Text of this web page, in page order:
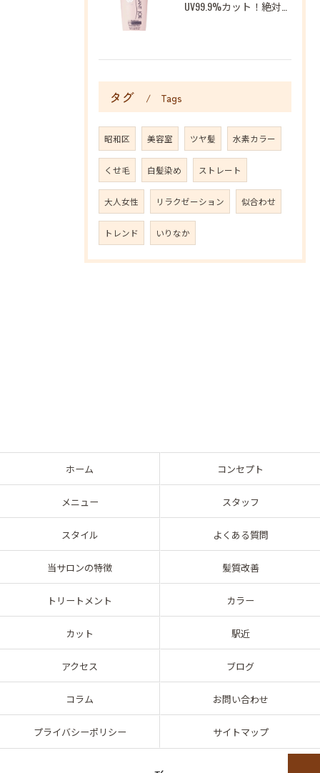
タグ Tags
昭和区 美容室 ツヤ髪 水素カラー
くせ毛 白髪染め ストレート
大人女性 リラクゼーション 似合わせ
トレンド いりなか
ホーム コンセプト
メニュー スタッフ
スタイル よくある質問
当サロンの特徴 髪質改善
トリートメント カラー
カット 駅近
アクセス ブログ
コラム お問い合わせ
プライバシーポリシー サイトマップ